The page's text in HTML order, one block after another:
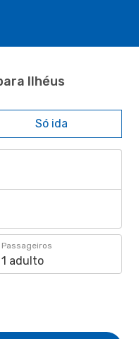
Ilhéus
Só ida
Passageiros
1 adulto